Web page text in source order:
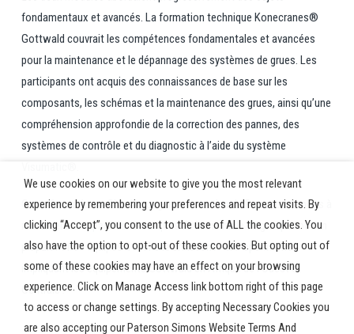
fondamentaux et avancés. La formation technique Konecranes®
Gottwald couvrait les compétences fondamentales et avancées
pour la maintenance et le dépannage des systèmes de grues. Les
participants ont acquis des connaissances de base sur les
composants, les schémas et la maintenance des grues, ainsi qu’une
compréhension approfondie de la correction des pannes, des
systèmes de contrôle et du diagnostic à l’aide du système
Cette formation reflète l’engagement continu de Paterson Simons à
renforcer les capacités techniques de l’ensemble du groupe tout en
préparant nos équipes à l’échelle croissante des opérations
impliquant les équipements Gottwald en Afrique de l’Ouest et
Centrale !
We use cookies on our website to give you the most relevant
experience by remembering your preferences and repeat visits. By
clicking “Accept”, you consent to the use of ALL the cookies. You
also have the option to opt-out of these cookies. But opting out of
some of these cookies may have an effect on your browsing
experience. Click on Manage Access link bottom right of this page
to access or change settings. By accepting Necessary Cookies you
are also accepting our Paterson Simons Website Terms And